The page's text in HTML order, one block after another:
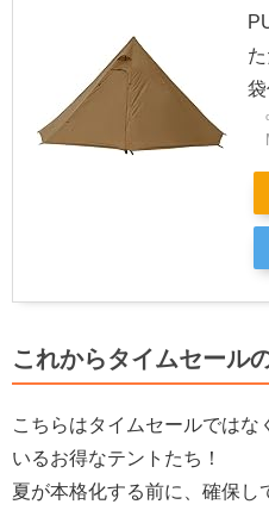
これからタイムセール
こちらはタイムセールではな
いるお得なテントたち！
夏が本格化する前に、確保し